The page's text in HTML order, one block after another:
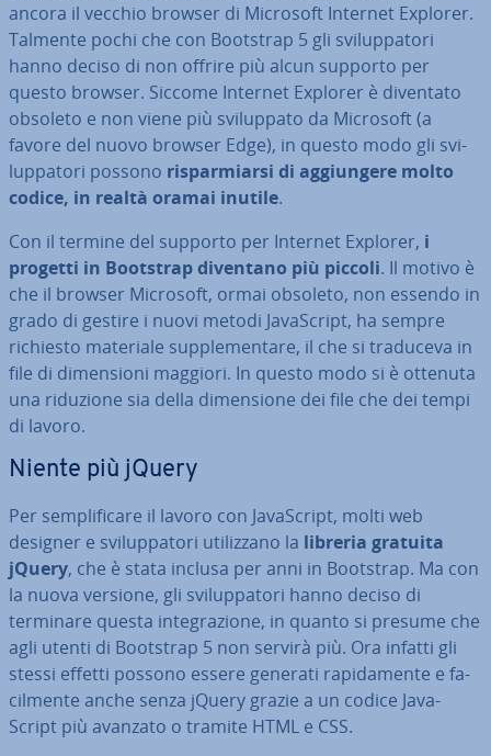
ancora il vecchio browser di Microsoft Internet Explorer.
Talmente pochi che con Bootstrap 5 gli svi­lup­pa­to­ri
hanno deciso di non offrire più alcun supporto per
questo browser. Siccome Internet Explorer è diventato
obsoleto e non viene più svi­lup­pa­to da Microsoft (a
favore del nuovo browser Edge), in questo modo gli svi­
lup­pa­to­ri possono ri­spar­miar­si di ag­giun­ge­re molto
codice, in realtà oramai inutile.
Con il termine del supporto per Internet Explorer, i
progetti in Bootstrap diventano più piccoli. Il motivo è
che il browser Microsoft, ormai obsoleto, non essendo in
grado di gestire i nuovi metodi Ja­va­Script, ha sempre
richiesto materiale sup­ple­men­ta­re, il che si traduceva in
file di di­men­sio­ni maggiori. In questo modo si è ottenuta
una riduzione sia della di­men­sio­ne dei file che dei tempi
di lavoro.
Niente più jQuery
Per sem­pli­fi­ca­re il lavoro con Ja­va­Script, molti web
designer e svi­lup­pa­to­ri uti­liz­za­no la libreria gratuita
jQuery, che è stata inclusa per anni in Bootstrap. Ma con
la nuova versione, gli svi­lup­pa­to­ri hanno deciso di
terminare questa in­te­gra­zio­ne, in quanto si presume che
agli utenti di Bootstrap 5 non servirà più. Ora infatti gli
stessi effetti possono essere generati ra­pi­da­men­te e fa­
cil­men­te anche senza jQuery grazie a un codice Ja­va­
Script più avanzato o tramite HTML e CSS.